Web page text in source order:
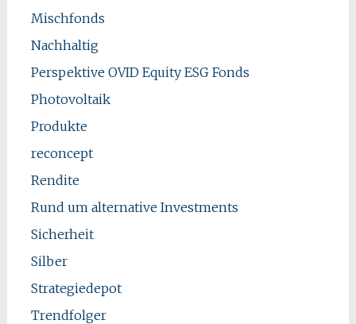
Mischfonds
Nachhaltig
Perspektive OVID Equity ESG Fonds
Photovoltaik
Produkte
reconcept
Rendite
Rund um alternative Investments
Sicherheit
Silber
Strategiedepot
Trendfolger